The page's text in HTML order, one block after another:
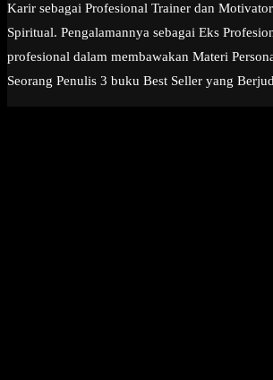
Karir sebagai Profesional Trainer dan
Spiritual. Pengalamannya sebagai Eks
profesional dalam membawakan Materi
Seorang Penulis 3 buku Best Seller yang